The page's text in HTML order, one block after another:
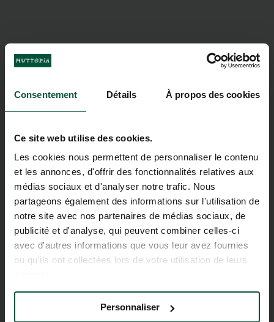
Consentement Détails À propos des cookies
Ce site web utilise des cookies.
Les cookies nous permettent de personnaliser le contenu
et les annonces, d'offrir des fonctionnalités relatives aux
médias sociaux et d'analyser notre trafic. Nous
partageons également des informations sur l'utilisation de
notre site avec nos partenaires de médias sociaux, de
publicité et d'analyse, qui peuvent combiner celles-ci
avec d'autres informations que vous leur avez fournies
ou qu'ils ont collectées lors de votre utilisation de leurs
Personnaliser